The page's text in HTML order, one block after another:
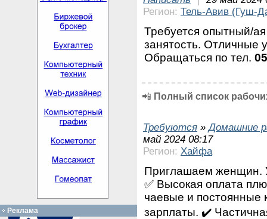
Регион: Тель-Авив (Гуш-
Требуется опытный/
занятость. Отличные
Обращаться по тел.
📲 Полный список
Требуются »Домашние
май 2024 08:17
Регион: Хайфа
Приглашаем женщин.
✅ Высокая оплата
чаевые и постоянные
зарплаты. ✔️
Реклама